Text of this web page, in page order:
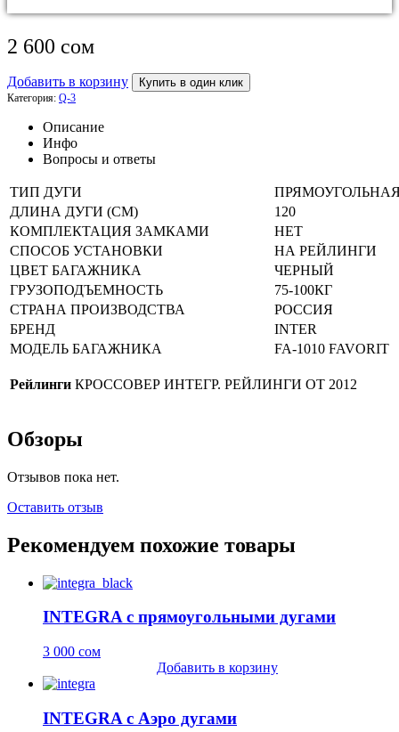
2 600 сом
Добавить в корзину Купить в один клик
Категория: Q-3
Описание
Инфо
Вопросы и ответы
ТИП ДУГИ
ДЛИНА ДУГИ (СМ)
120
КОМПЛЕКТАЦИЯ ЗАМКАМИ
НЕТ
СПОСОБ УСТАНОВКИ
НА РЕЙЛИНГИ
ЦВЕТ БАГАЖНИКА
ЧЕРНЫЙ
ГРУЗОПОДЪЕМНОСТЬ
75-100КГ
СТРАНА ПРОИЗВОДСТВА
РОССИЯ
БРЕНД
INTER
МОДЕЛЬ БАГАЖНИКА
FA-1010 FAVORIT
Рейлинги КРОССОВЕР ИНТЕГР. РЕЙЛИНГИ ОТ 2012
Обзоры
Отзывов пока нет.
Оставить отзыв
Рекомендуем похожие товары
INTEGRA с прямоугольными дугами
3 000 сом
Добавить в корзину
INTEGRA с Аэро дугами